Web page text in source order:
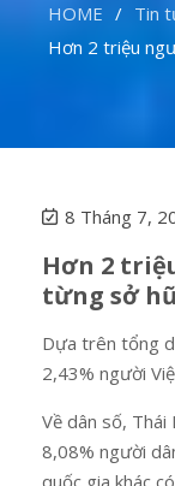
HOME
Tin
Hơn 2 triệu
8 Tháng 7,
Hơn 2
từng sở
Dựa trên tổng
2,43% người
Về dân số, Thái
8,08% người
quốc gia khác